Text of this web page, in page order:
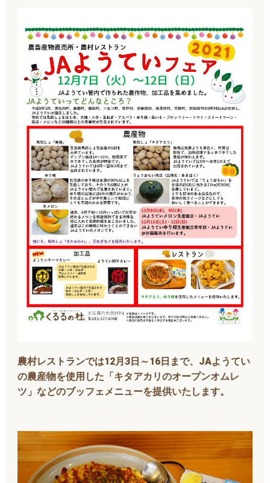
農村レストランでは12月3日～16日まで、JAようてい
の農産物を使用した「キタアカリのオープンオムレ
ツ」などのブッフェメニューを提供いたします。